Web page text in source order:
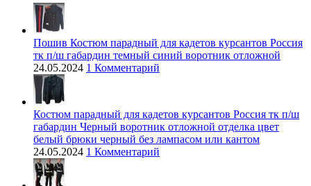
Пошив Костюм парадный для кадетов курсантов Россия
тк п/ш габардин темный синий воротник отложной
24.05.2024 1 Комментарий
Костюм парадный для кадетов курсантов Россия тк п/ш
габардин Черный воротник отложной отделка цвет
белый брюки черный без лaмпасом или кантом
24.05.2024 1 Комментарий